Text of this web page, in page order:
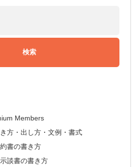
Members
方・出し方・文例・書式
書の書き方
談書の書き方